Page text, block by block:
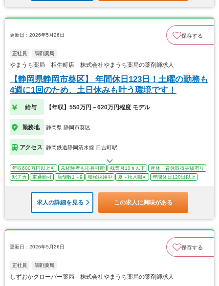
更新日：2026年5月26日 保存する
正社員 調剤薬局
やまうち薬局 相生町店 株式会社やまうち薬局の薬剤師求人
【静岡県静岡市葵区】 年間休日123日！土曜の勤務も
4週に1回のため、土日休みも叶う環境です！
給与 【年収】550万円～620万円程度 モデル
勤務地 静岡県 静岡市葵区
アクセス 静岡鉄道静岡清水線 日吉町駅
年収600万円以上可 未経験者も応募可能 残業月10ｈ以下
産休・育休取得実績有り
駅チカ
車通勤可 店舗数1～9 積極採用中 夏～秋入職可 年間休日120日以上
求人の詳細を見る この求人に興味がある
更新日：2026年5月26日 保存する
正社員 調剤薬局
しずおかクローバー薬局 株式会社やまうち薬局の薬剤師求人